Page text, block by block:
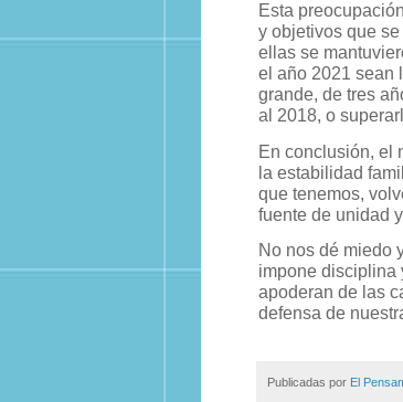
Esta
y objetivos que
ellas se
el año 2021 sean
grande, de tres
al 2018, o
En conclusión, el
la estabilidad
que tenemos,
fuente de unidad
No nos dé miedo
impone disciplina
apoderan de las
defensa de
Publicadas por El